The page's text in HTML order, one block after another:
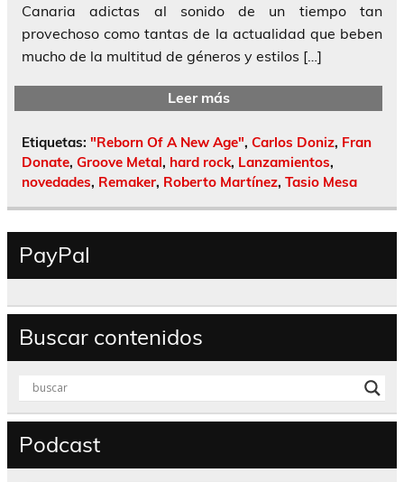
Canaria adictas al sonido de un tiempo tan
provechoso como tantas de la actualidad que beben
mucho de la multitud de géneros y estilos […]
Leer más
Etiquetas: "Reborn Of A New Age", Carlos Doniz, Fran
Donate, Groove Metal, hard rock, Lanzamientos,
novedades, Remaker, Roberto Martínez, Tasio Mesa
PayPal
Buscar contenidos
Podcast